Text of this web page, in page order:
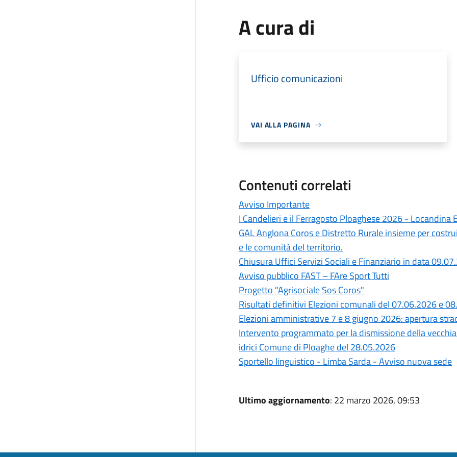
A cura di
Ufficio comunicazioni
VAI ALLA PAGINA
Contenuti correlati
Avviso Importante
I Candelieri e il Ferragosto Ploaghese 2026 - Locandina
GAL Anglona Coros e Distretto Rurale insieme per
e le comunità del territorio.
Chiusura Uffici Servizi Sociali e Finanziario in data
Avviso pubblico FAST – FAre Sport Tutti
Progetto "Agrisociale Sos Coros"
Risultati definitivi Elezioni comunali del 07.06.2026 e
Elezioni amministrative 7 e 8 giugno 2026: apertura
Intervento programmato per la dismissione della
idrici Comune di Ploaghe del 28.05.2026
Sportello linguistico - Limba Sarda - Avviso nuova sede
Ultimo aggiornamento: 22 marzo 2026, 09:53